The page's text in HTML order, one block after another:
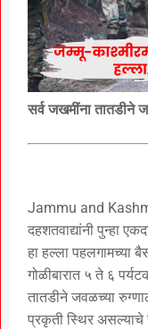
सर्व जखमींना तातडीने
Jammu and
दहशतवाद्यांनी पुन्हा
हा हल्ला पहलगामच्या
गोळीबारात ५ ते ६
तातडीने जवळच्या
प्रकृती स्थिर